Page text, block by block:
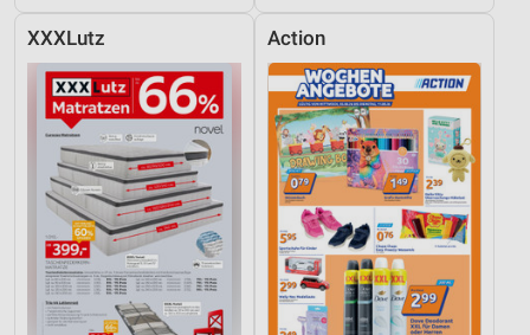
XXXLutz Action